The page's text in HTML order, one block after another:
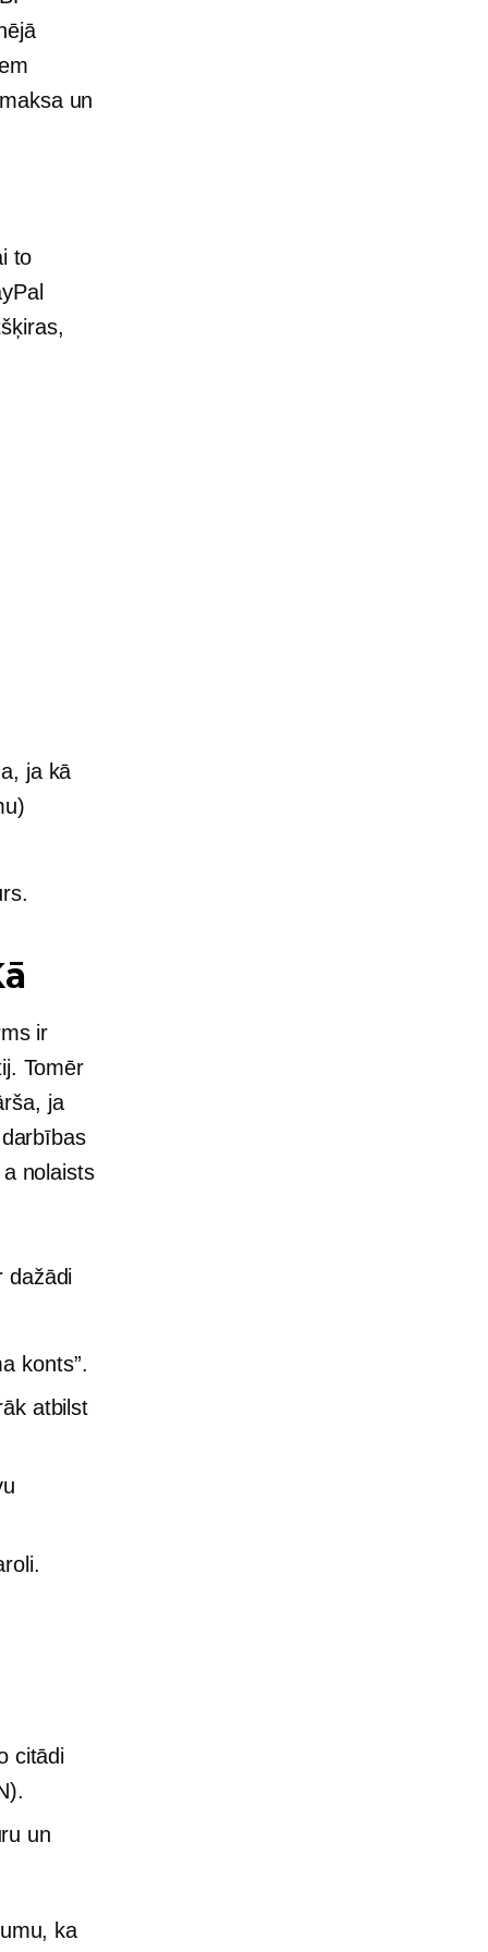
un
to
ja kā
ir
Tomēr
ja
a nolaists
dažādi
konts”.
atbilst
citādi
un
ka